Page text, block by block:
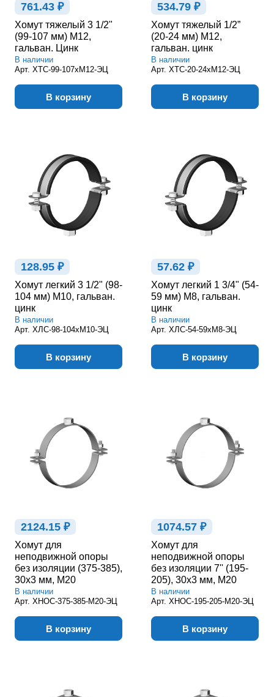
761.43 ₽
Хомут тяжелый 3 1/2"
(99-107 мм) М12,
гальван. Цинк
В наличии
Арт. ХТС-99-107хМ12-ЭЦ
В корзину
534.79 ₽
Хомут тяжелый 1/2”
(20-24 мм) М12,
гальван. цинк
В наличии
Арт. ХТС-20-24хМ12-ЭЦ
В корзину
128.95 ₽
Хомут легкий 3 1/2" (98-
104 мм) М10, гальван.
цинк
В наличии
Арт. ХЛС-98-104хМ10-ЭЦ
В корзину
57.62 ₽
Хомут легкий 1 3/4" (54-
59 мм) М8, гальван.
цинк
В наличии
Арт. ХЛС-54-59хМ8-ЭЦ
В корзину
2124.15 ₽
Хомут для
неподвижной опоры
без изоляции (375-385),
30х3 мм, М20
В наличии
Арт. ХНОС-375-385-М20-ЭЦ
В корзину
1074.57 ₽
Хомут для
неподвижной опоры
без изоляции 7'' (195-
205), 30х3 мм, М20
В наличии
Арт. ХНОС-195-205-М20-ЭЦ
В корзину